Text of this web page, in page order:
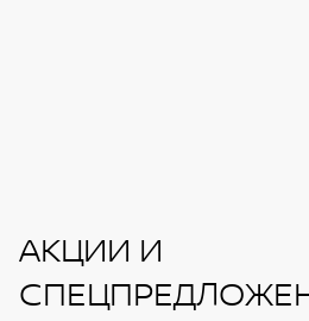
АКЦИИ И